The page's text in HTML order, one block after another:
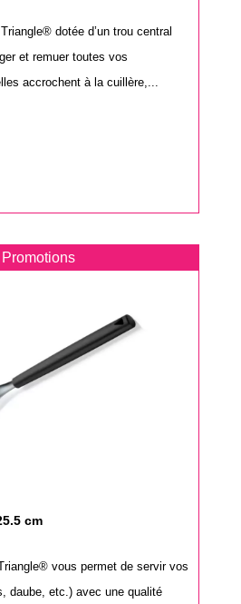
dotée d’un trou central
et remuer toutes vos
accrochent à la cuillère,...
Promotions
cm
vous permet de servir vos
daube, etc.) avec une qualité